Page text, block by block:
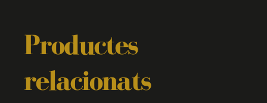
Productes
relacionats